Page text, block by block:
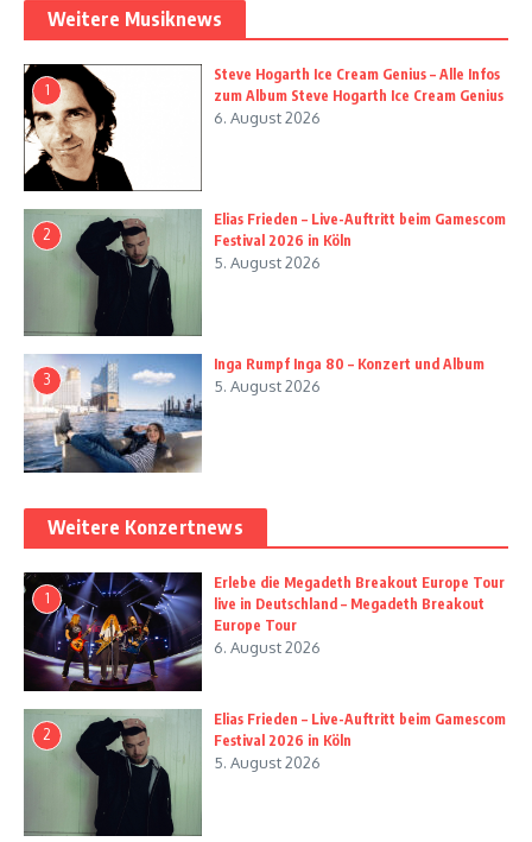
Weitere Musiknews
1
Steve Hogarth Ice Cream Genius – Alle Infos
zum Album Steve Hogarth Ice Cream Genius
6. August 2026
2
Elias Frieden – Live-Auftritt beim Gamescom
Festival 2026 in Köln
5. August 2026
3
Inga Rumpf Inga 80 – Konzert und Album
5. August 2026
Weitere Konzertnews
1
Erlebe die Megadeth Breakout Europe Tour
live in Deutschland – Megadeth Breakout
Europe Tour
6. August 2026
2
Elias Frieden – Live-Auftritt beim Gamescom
Festival 2026 in Köln
5. August 2026